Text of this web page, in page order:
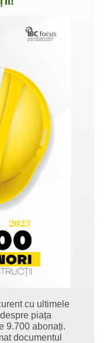
cu ultimele
piața
9.700 abonați.
documentul